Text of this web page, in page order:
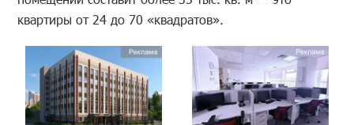
квартиры от 24 до 70 «квадратов».